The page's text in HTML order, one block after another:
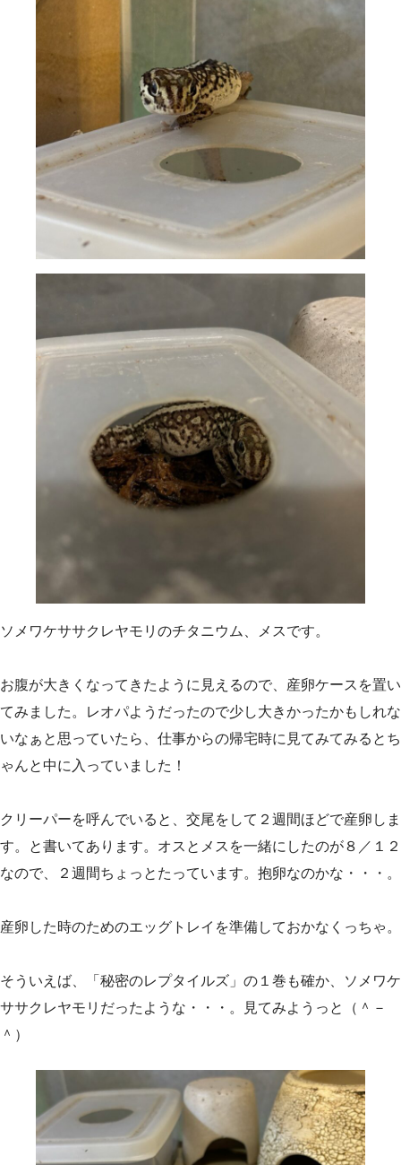
ソメワケササクレヤモリのチタニウム、メスです。
お腹が大きくなってきたように見えるので、産卵ケースを置い
てみました。レオパようだったので少し大きかったかもしれな
いなぁと思っていたら、仕事からの帰宅時に見てみてみるとち
ゃんと中に入っていました！
クリーパーを呼んでいると、交尾をして２週間ほどで産卵しま
す。と書いてあります。オスとメスを一緒にしたのが８／１２
なので、２週間ちょっとたっています。抱卵なのかな・・・。
産卵した時のためのエッグトレイを準備しておかなくっちゃ。
そういえば、「秘密のレプタイルズ」の１巻も確か、ソメワケ
ササクレヤモリだったような・・・。見てみようっと（＾－
＾）